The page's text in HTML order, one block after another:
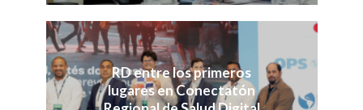
RD entre los primeros
lugares en Conectatón